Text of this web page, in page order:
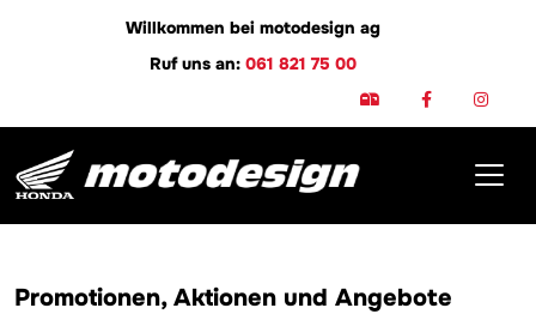
Willkommen bei motodesign ag
Ruf uns an: 061 821 75 00
Promotionen
Promotionen, Aktionen und Angebote